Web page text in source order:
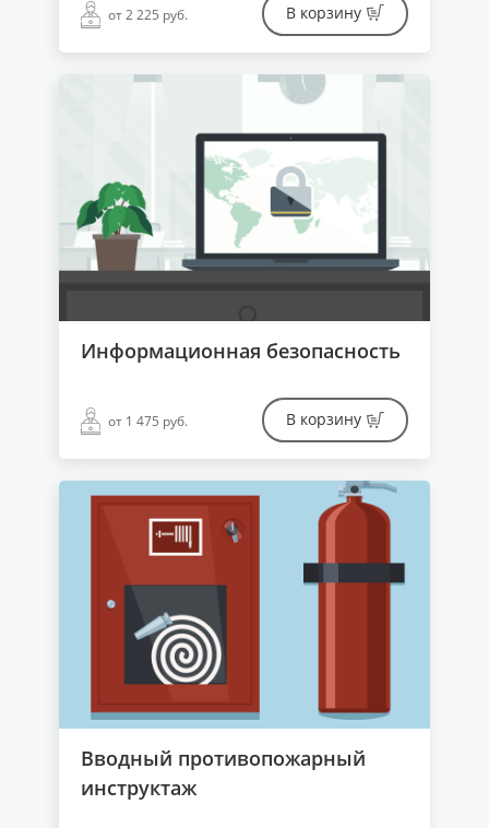
от 2 225 руб. В корзину
Информационная безопасность
от 1 475 руб. В корзину
Вводный противопожарный
инструктаж